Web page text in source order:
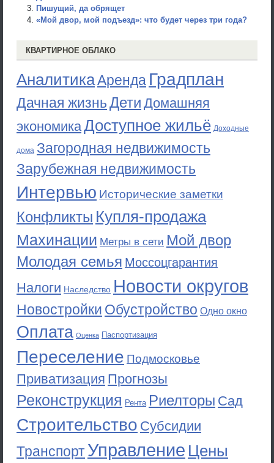
Пишущий, да обрящет
«Мой двор, мой подъезд»: что будет через три года?
КВАРТИРНОЕ ОБЛАКО
АналитикаАренда Градплан
Дачная жизньДети Домашняя
экономикаДоступное жильё Доходные
дома Загородная недвижимость
Зарубежная недвижимость
Интервью Исторические заметки
Конфликты Купля-продажа
Махинации Метры в сети Мой двор
Молодая семья Моссоцгарантия
Налоги Наследство Новости округов
Новостройки Обустройство Одно окно
Оплата Оценка Паспортизация
Переселение Подмосковье
Приватизация Прогнозы
Реконструкция Рента Риелторы Сад
Строительство Субсидии
ТранспортУправление Цены